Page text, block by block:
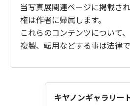
当写真展関連ページに掲載さ
権は作者に帰属します。
これらのコンテンツについて
複製、転用などする事は法律
キヤノンギャラリー